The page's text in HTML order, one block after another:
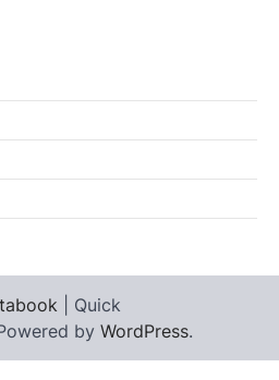
| Quick
by WordPress.